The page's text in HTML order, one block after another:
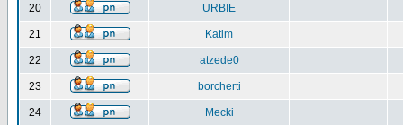
20 URBIE
21 Katim
22 atzede0
23 borcherti
24 Mecki